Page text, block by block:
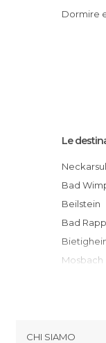
Le
Bad
Beilstein
Bad
Mosbach
CHI SIAMO